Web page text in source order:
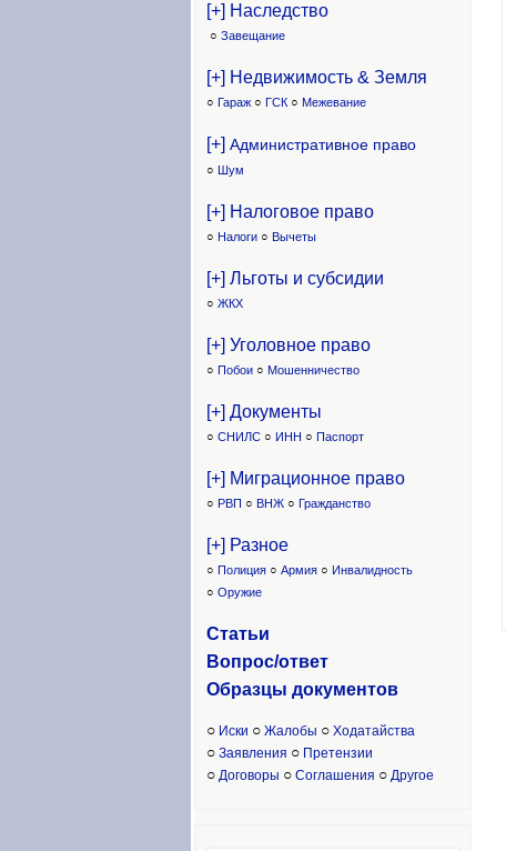
[+] Наследство
○ Завещание
[+] Недвижимость & Земля
○ Гараж ○ ГСК ○ Межевание
[+] Административное право
○ Шум
[+] Налоговое право
○ Налоги ○ Вычеты
[+] Льготы и субсидии
○ ЖКХ
[+] Уголовное право
○ Побои ○ Мошенничество
[+] Документы
○ СНИЛС ○ ИНН ○ Паспорт
[+] Миграционное право
○ РВП ○ ВНЖ ○ Гражданство
[+] Разное
○ Полиция ○ Армия ○ Инвалидность
○ Оружие
Статьи
Вопрос/ответ
Образцы документов
○ Иски ○ Жалобы ○ Ходатайства
○ Заявления ○ Претензии
○ Договоры ○ Соглашения ○ Другое